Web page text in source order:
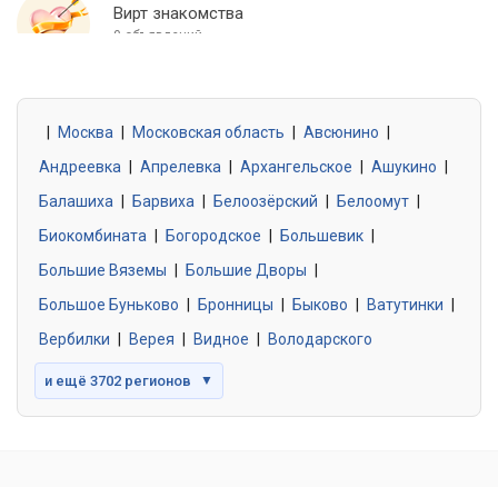
Вирт знакомства
0 объявлений
0 объявлений
Знакомства без обязательств
0 объявлений
Москва Московская область Авсюнино
Андреевка
Апрелевка Архангельское Ашукино
Балашиха
Барвиха Белоозёрский Белоомут
Биокомбината
Богородское Большевик
Большие Вяземы
Большие Дворы
Большое Буньково
Бронницы Быково Ватутинки
Вербилки
Верея Видное Володарского
и ещё 3702 регионов ▼